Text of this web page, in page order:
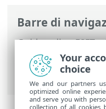
Barre di
Guida online ESET>
Ultimate
>
Aggiornamenti>
> Intervallo
Your
choice
We and our partners
optimized online
and serve you with
collection of all cookies